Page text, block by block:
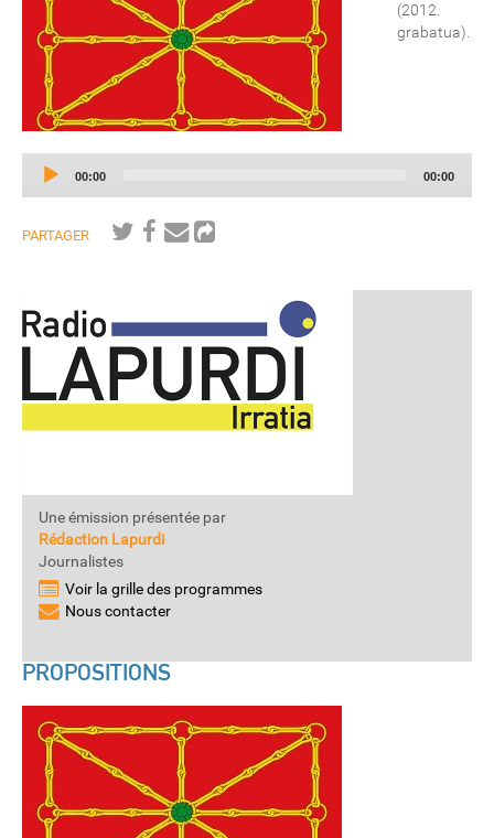
(2012.
grabatua).
Current
00:00
Total
00:00
PARTAGER
Une émission présentée par
Rédaction Lapurdi
Journalistes
Voir la grille des programmes
Nous contacter
PROPOSITIONS